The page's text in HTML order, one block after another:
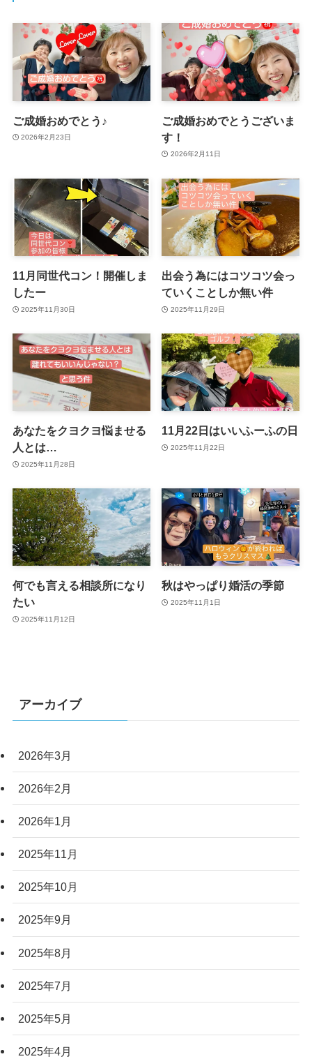
ご成婚おめでとう♪
2026年2月23日
ご成婚おめでとうございま
す！
2026年2月11日
11月同世代コン！開催しま
したー
2025年11月30日
出会う為にはコツコツ会っ
ていくことしか無い件
2025年11月29日
あなたをクヨクヨ悩ませる
人とは…
2025年11月28日
11月22日はいいふーふの日
2025年11月22日
何でも言える相談所になり
たい
2025年11月12日
秋はやっぱり婚活の季節
2025年11月1日
アーカイブ
2026年3月
2026年2月
2026年1月
2025年11月
2025年10月
2025年9月
2025年8月
2025年7月
2025年5月
2025年4月